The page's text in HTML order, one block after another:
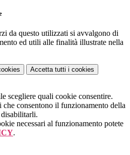
da questo utilizzati si avvalgono di
ed utili alle finalità illustrate nella
Accetta tutti i cookies
scegliere quali cookie consentire.
che consentono il funzionamento della
necessari al funzionamento potete
.